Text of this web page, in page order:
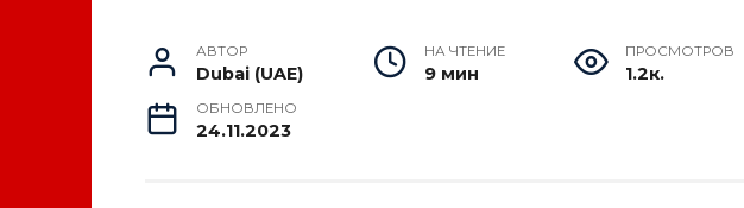
АВТОР
Dubai (UAE)
НА ЧТЕНИЕ
9 мин
ПРОСМОТРОВ
1.2к.
ОБНОВЛЕНО
24.11.2023